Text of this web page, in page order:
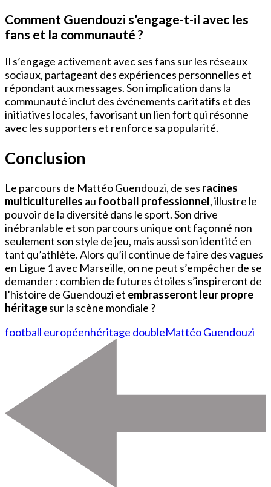
Comment Guendouzi s’engage-t-il avec les
fans et la communauté ?
Il s’engage activement avec ses fans sur les réseaux
sociaux, partageant des expériences personnelles et
répondant aux messages. Son implication dans la
communauté inclut des événements caritatifs et des
initiatives locales, favorisant un lien fort qui résonne
avec les supporters et renforce sa popularité.
Conclusion
Le parcours de Mattéo Guendouzi, de ses racines
multiculturelles au football professionnel, illustre le
pouvoir de la diversité dans le sport. Son drive
inébranlable et son parcours unique ont façonné non
seulement son style de jeu, mais aussi son identité en
tant qu’athlète. Alors qu’il continue de faire des vagues
en Ligue 1 avec Marseille, on ne peut s’empêcher de se
demander : combien de futures étoiles s’inspireront de
l’histoire de Guendouzi et embrasseront leur propre
héritagesur la scène mondiale ?
football européenhéritage doubleMattéo Guendouzi